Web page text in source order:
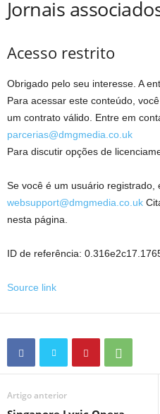
Jornais
Acesso restrito
Obrigado pelo seu interesse. A
Para acessar este conteúdo,
um contrato válido. Entre em
parcerias@dmgmedia.co.uk
Para discutir opções de
Se você é um usuário registrado,
websupport@dmgmedia.co.uk
nesta página.
ID de referência:
Source link
Artigo anterior